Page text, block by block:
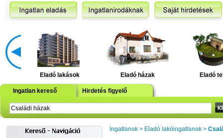
Eladó lakások Eladó házak Eladó
Ingatlan kereső Hirdetés figyelő
Ingatlanok > Eladó lakóingatlanok >